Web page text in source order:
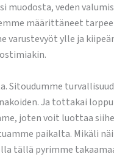
veden
määrittäneet
varustevyöt ylle ja
Sitoudumme
Ja tottakai
joten voit luottaa
paikalta. Mikäli
tällä pyrimme